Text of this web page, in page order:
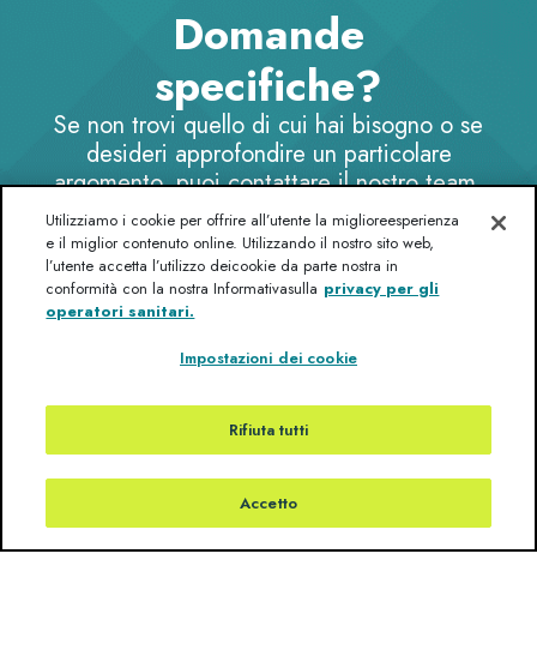
Domande
specifiche?
Se non trovi quello di cui hai bisogno o se
desideri approfondire un particolare
argomento, puoi contattare il nostro team.
Contattateci
Tutti gli eventi locali
Di seguito sono riportate ulteriori informazioni su tutti i
prossimi eventi.
È possibile filtrare gli eventi in base ai propri interessi utilizzando
le opzioni qui sotto.
Utilizziamo i cookie per offrire all’utente la miglioreesperienza
e il miglior contenuto online. Utilizzando il nostro sito web,
l’utente accetta l’utilizzo deicookie da parte nostra in
conformità con la nostra Informativasulla privacy per gli
operatori sanitari.
Impostazioni dei cookie
Rifiuta tutti
Accetto